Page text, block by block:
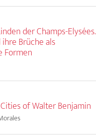
der Champs-Elysées.
Brüche als
Formen
of Walter Benjamin